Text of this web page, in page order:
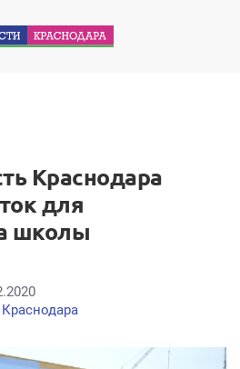
Краснодара
для
школы